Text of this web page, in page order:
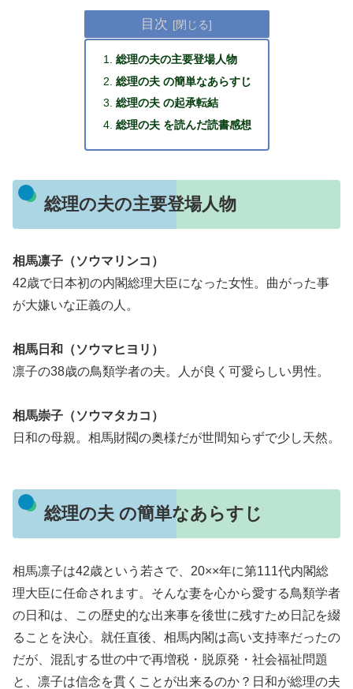
目次
総理の夫の主要登場人物
総理の夫 の簡単なあらすじ
総理の夫 の起承転結
総理の夫 を読んだ読書感想
総理の夫の主要登場人物
相馬凛子（ソウマリンコ）
42歳で日本初の内閣総理大臣になった女性。曲がった事
が大嫌いな正義の人。
相馬日和（ソウマヒヨリ）
凛子の38歳の鳥類学者の夫。人が良く可愛らしい男性。
相馬崇子（ソウマタカコ）
日和の母親。相馬財閥の奥様だが世間知らずで少し天然。
総理の夫 の簡単なあらすじ
相馬凛子は42歳という若さで、20××年に第111代内閣総
理大臣に任命されます。そんな妻を心から愛する鳥類学者
の日和は、この歴史的な出来事を後世に残すため日記を綴
ることを決心。就任直後、相馬内閣は高い支持率だったの
だが、混乱する世の中で再増税・脱原発・社会福祉問題
と、凛子は信念を貫くことが出来るのか？日和が総理の夫